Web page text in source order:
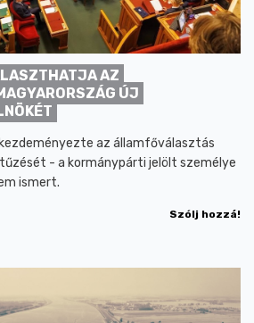
AZ
ÚJ
az államfőválasztás
- a kormánypárti jelölt személye
ismert.
Szólj hozzá!